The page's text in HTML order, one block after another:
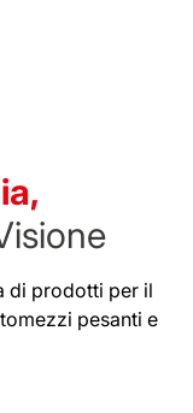
di prodotti per il
pesanti e